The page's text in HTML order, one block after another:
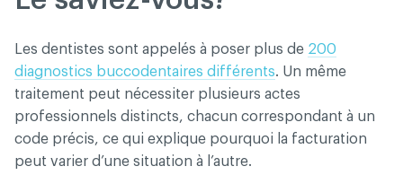
Les dentistes sont appelés à poser plus de 200
diagnostics buccodentaires différents. Un même
traitement peut nécessiter plusieurs actes
professionnels distincts, chacun correspondant à un
code précis, ce qui explique pourquoi la facturation
peut varier d’une situation à l’autre.